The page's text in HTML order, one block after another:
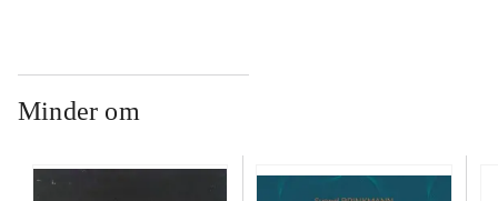
Minder om